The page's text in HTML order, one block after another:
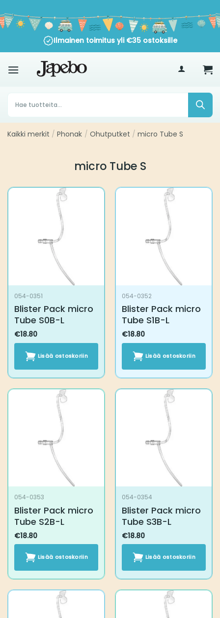
sisältöön
Ilmainen toimitus yli €35ostoksille
Products
search
Kaikki merkit / Phonak / Ohutputket / micro Tube S
micro Tube S
054-0351
Blister Pack micro
Tube S0B-L
€18.80
Lisää ostoskoriin
054-0352
Blister Pack micro
Tube S1B-L
€18.80
Lisää ostoskoriin
054-0353
Blister Pack micro
Tube S2B-L
€18.80
Lisää ostoskoriin
054-0354
Blister Pack micro
Tube S3B-L
€18.80
Lisää ostoskoriin